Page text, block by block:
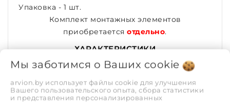
Упаковка - 1 шт.
Комплект монтажных элементов
приобретаетсяотдельно.
ХАРАКТЕРИСТИКИ
Серия Classic
Мы заботимся о Ваших cookie
arvion.by использует файлы cookie для улучшения
Вашего пользовательского опыта, сбора статистики
и представления персонализированных